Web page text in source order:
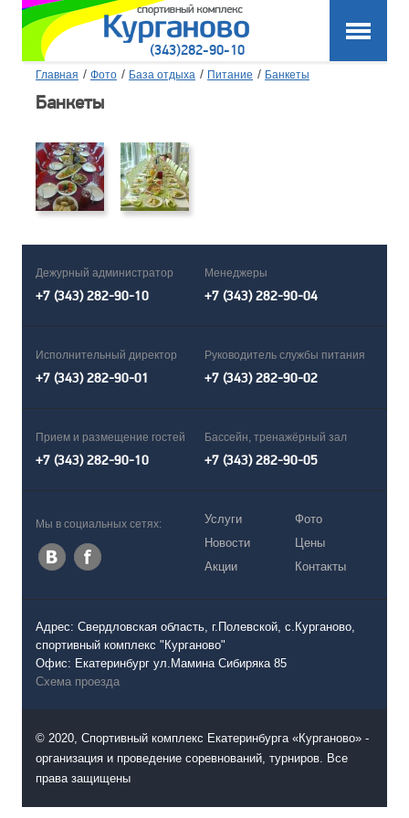
(343)282-90-10
Главная / Фото / База отдыха / Питание / Банкеты
Банкеты
Дежурный администратор
+7 (343) 282-90-10
Менеджеры
+7 (343) 282-90-04
Исполнительный директор
+7 (343) 282-90-01
Руководитель службы питания
+7 (343) 282-90-02
Прием и размещение гостей
+7 (343) 282-90-10
Бассейн, тренажёрный зал
+7 (343) 282-90-05
Мы в социальных сетях:
Услуги
Новости
Акции
Фото
Цены
Контакты
Адрес: Свердловская область, г.Полевской, с.Курганово,
спортивный комплекс "Курганово"
Офис: Екатеринбург ул.Мамина Сибиряка 85
Схема проезда
© 2020, Спортивный комплекс Екатеринбурга «Курганово» -
организация и проведение соревнований, турниров. Все
права защищены